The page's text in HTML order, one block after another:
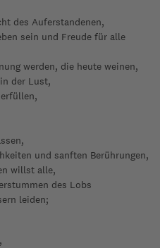
des Auferstandenen,
sein und Freude für alle
werden, die heute weinen,
der Lust,
und sanften Berührungen,
willst alle,
des Lobs
leiden;